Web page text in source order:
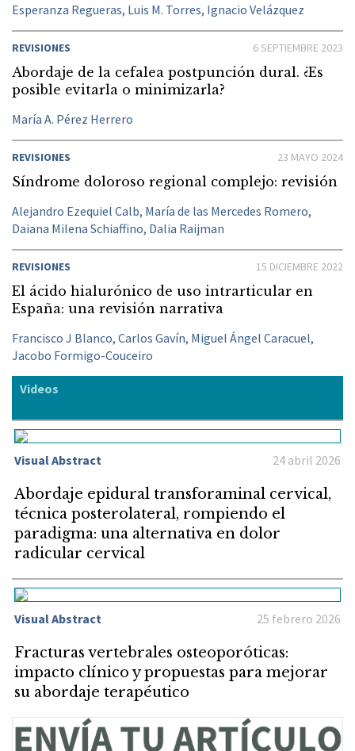
Esperanza Regueras, Luis M. Torres, Ignacio Velázquez
6 SEPTIEMBRE 2023
REVISIONES
Abordaje de la cefalea postpunción dural. ¿Es
posible evitarla o minimizarla?
María A. Pérez Herrero
23 MAYO 2024
REVISIONES
Síndrome doloroso regional complejo: revisión
Alejandro Ezequiel Calb, María de las Mercedes Romero,
Daiana Milena Schiaffino, Dalia Raijman
15 DICIEMBRE 2022
REVISIONES
El ácido hialurónico de uso intrarticular en
España: una revisión narrativa
Francisco J Blanco, Carlos Gavín, Miguel Ángel Caracuel,
Jacobo Formigo-Couceiro
Videos
24 abril 2026
Visual Abstract
Abordaje epidural transforaminal cervical,
técnica posterolateral, rompiendo el
paradigma: una alternativa en dolor
radicular cervical
25 febrero 2026
Visual Abstract
Fracturas vertebrales osteoporóticas:
impacto clínico y propuestas para mejorar
su abordaje terapéutico